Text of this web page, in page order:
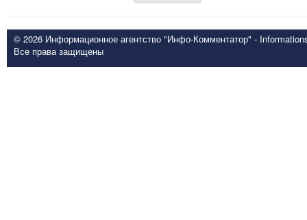
© 2026 Информационное агентство "Инфо-Комментатор" -
Все права защищены